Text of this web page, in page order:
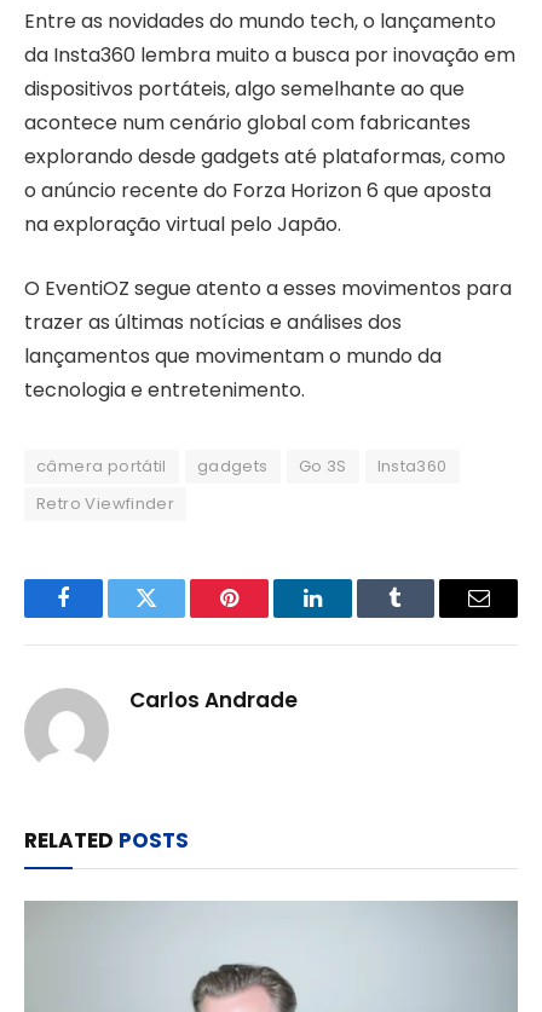
Entre as novidades do mundo tech, o lançamento
da Insta360 lembra muito a busca por inovação em
dispositivos portáteis, algo semelhante ao que
acontece num cenário global com fabricantes
explorando desde gadgets até plataformas, como
o anúncio recente do Forza Horizon 6 que aposta
na exploração virtual pelo Japão.
O EventiOZ segue atento a esses movimentos para
trazer as últimas notícias e análises dos
lançamentos que movimentam o mundo da
tecnologia e entretenimento.
câmera portátil gadgets Go 3S
Insta360
Retro Viewfinder
FacebookTwitter Pinterest LinkedInTumblr Email
Carlos Andrade
RELATED POSTS